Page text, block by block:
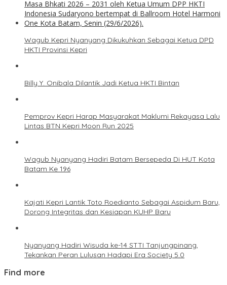
Wagub Kepri Nyanyang Dikukuhkan Sebagai Ketua DPD
HKTI Provinsi Kepri
Billy Y. Onibala Dilantik Jadi Ketua HKTI Bintan
Pemprov Kepri Harap Masyarakat Maklumi Rekayasa Lalu
Lintas BTN Kepri Moon Run 2025
Wagub Nyanyang Hadiri Batam Bersepeda Di HUT Kota
Batam Ke 196
Kajati Kepri Lantik Toto Roedianto Sebagai Aspidum Baru,
Dorong Integritas dan Kesiapan KUHP Baru
Nyanyang Hadiri Wisuda ke-14 STTI Tanjungpinang,
Tekankan Peran Lulusan Hadapi Era Society 5.0
Find more